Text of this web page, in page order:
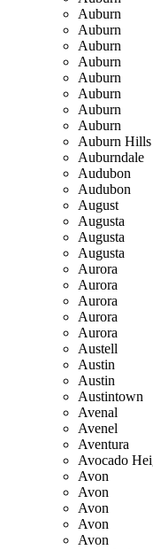
Auburn
Auburn
Auburn
Auburn
Auburn
Auburn
Auburn
Auburn
Auburn Hills
Auburndale
Audubon
Audubon
August
Augusta
Augusta
Augusta
Aurora
Aurora
Aurora
Aurora
Aurora
Austell
Austin
Austin
Austintown
Avenal
Avenel
Aventura
Avocado
Avon
Avon
Avon
Avon
Avon